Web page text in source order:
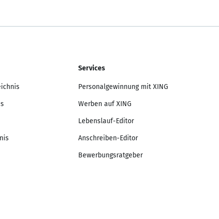
Services
Personalgewinnung mit XING
Werben auf XING
Lebenslauf-Editor
Anschreiben-Editor
Bewerbungsratgeber